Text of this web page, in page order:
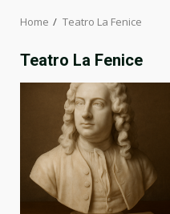
Home Teatro La Fenice
Teatro La Fenice